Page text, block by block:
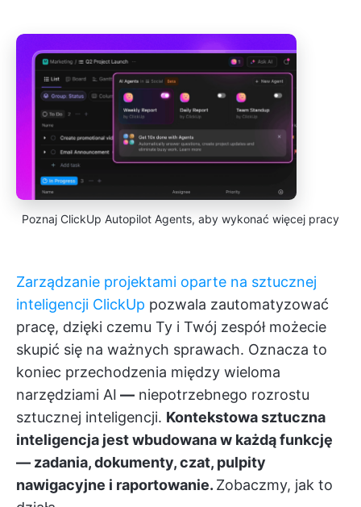
Poznaj ClickUp Autopilot Agents, aby wykonać więcej pracy
Zarządzanie projektami oparte na sztucznej
inteligencji ClickUp pozwala zautomatyzować
pracę, dzięki czemu Ty i Twój zespół możecie
skupić się na ważnych sprawach. Oznacza to
koniec przechodzenia między wieloma
narzędziami AI — niepotrzebnego rozrostu
sztucznej inteligencji. Kontekstowa sztuczna
inteligencja jest wbudowana w każdą funkcję
— zadania,dokumenty, czat, pulpity
nawigacyjne i raportowanie. Zobaczmy, jak to